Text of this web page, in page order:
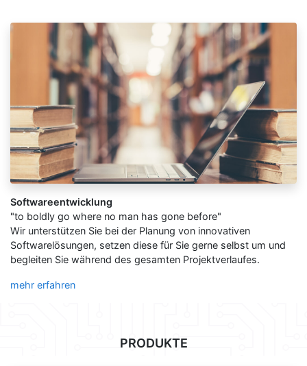
Softwareentwicklung
"to boldly go where no man has gone before"
Wir unterstützen Sie bei der Planung von innovativen
Softwarelösungen, setzen diese für Sie gerne selbst um und
begleiten Sie während des gesamten Projektverlaufes.
mehr erfahren
PRODUKTE